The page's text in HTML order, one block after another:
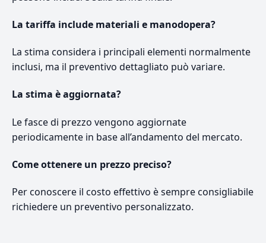
La tariffa include materiali e manodopera?
La stima considera i principali elementi normalmente
inclusi, ma il preventivo dettagliato può variare.
La stima è aggiornata?
Le fasce di prezzo vengono aggiornate
periodicamente in base all’andamento del mercato.
Come ottenere un prezzo preciso?
Per conoscere il costo effettivo è sempre consigliabile
richiedere un preventivo personalizzato.